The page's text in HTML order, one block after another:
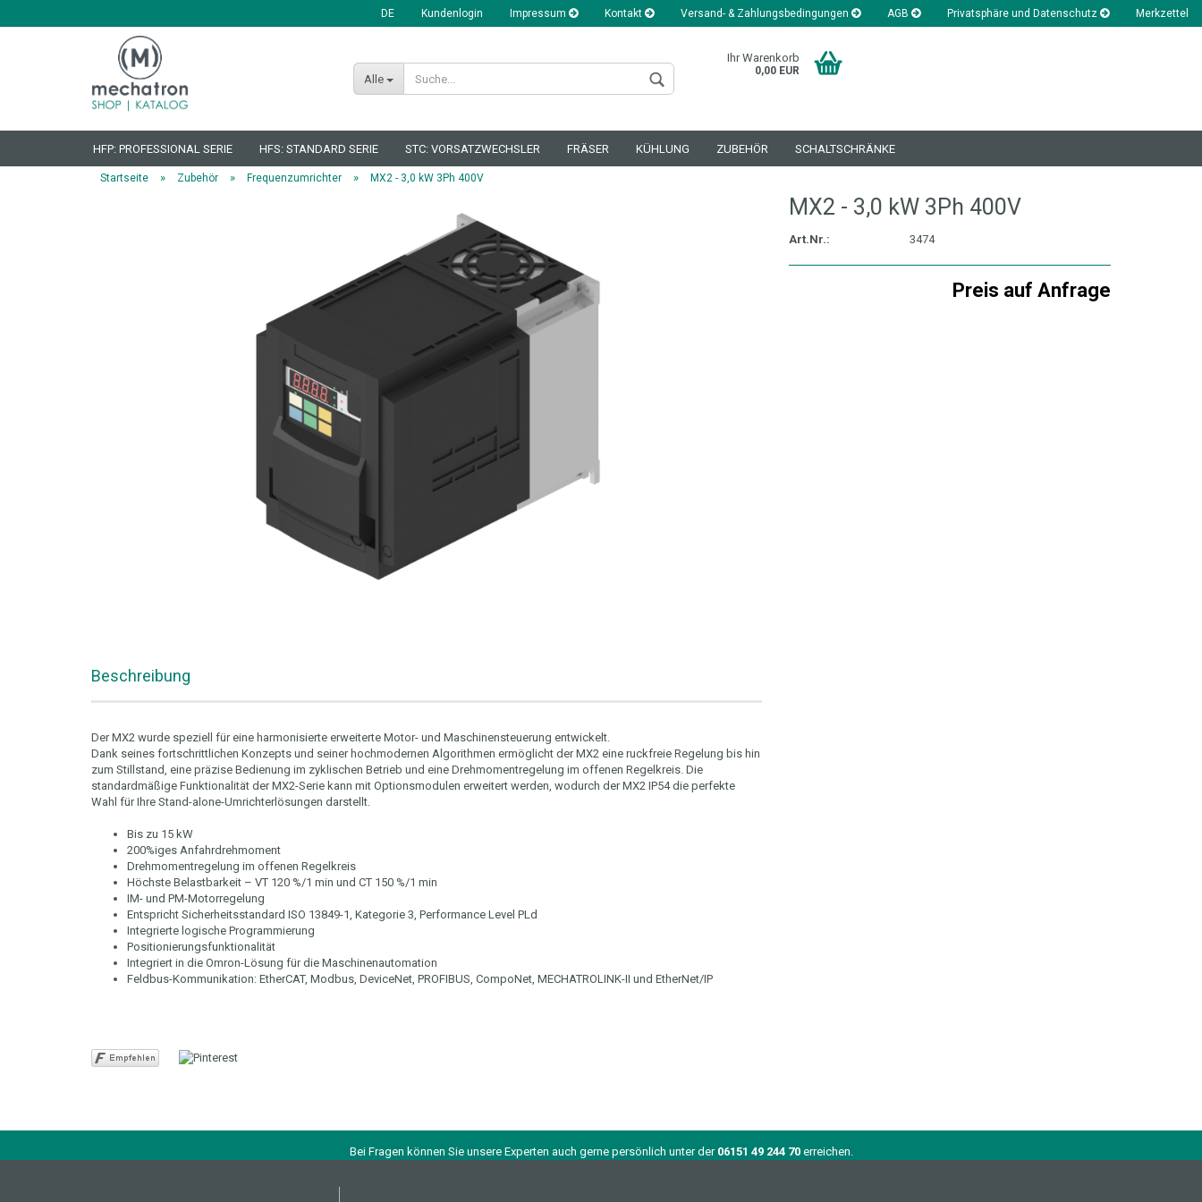
DE Kundenlogin
Passwort vergessen?
Impressum Kontakt Versand- & Zahlungsbedingungen AGB Privatsphäre und Datenschutz Merkzettel
Alle
Ihr Warenkorb
0,00 EUR
HFP: PROFESSIONAL SERIE HFS: STANDARD SERIE STC: VORSATZWECHSLER FRÄSER KÜHLUNG ZUBEHÖR SCHALTSCHRÄNKE
Startseite » Zubehör » Frequenzumrichter » MX2 - 3,0 kW 3Ph 400V
MX2 - 3,0 kW 3Ph 400V
Art.Nr.: 3474
Preis auf Anfrage
Beschreibung
Der MX2 wurde speziell für eine harmonisierte erweiterte Motor- und Maschinensteuerung entwickelt.
Dank seines fortschrittlichen Konzepts und seiner hochmodernen Algorithmen ermöglicht der MX2 eine ruckfreie Regelung bis hin
zum Stillstand, eine präzise Bedienung im zyklischen Betrieb und eine Drehmomentregelung im offenen Regelkreis. Die
standardmäßige Funktionalität der MX2-Serie kann mit Optionsmodulen erweitert werden, wodurch der MX2 IP54 die perfekte
Wahl für Ihre Stand-alone-Umrichterlösungen darstellt.
Bis zu 15 kW
200%iges Anfahrdrehmoment
Drehmomentregelung im offenen Regelkreis
Höchste Belastbarkeit – VT 120 %/1 min und CT 150 %/1 min
IM- und PM-Motorregelung
Entspricht Sicherheitsstandard ISO 13849-1, Kategorie 3, Performance Level PLd
Integrierte logische Programmierung
Positionierungsfunktionalität
Integriert in die Omron-Lösung für die Maschinenautomation
Feldbus-Kommunikation: EtherCAT, Modbus, DeviceNet, PROFIBUS, CompoNet, MECHATROLINK-II und EtherNet/IP
Bei Fragen können Sie unsere Experten auch gerne persönlich unter der 06151 49 244 70erreichen.